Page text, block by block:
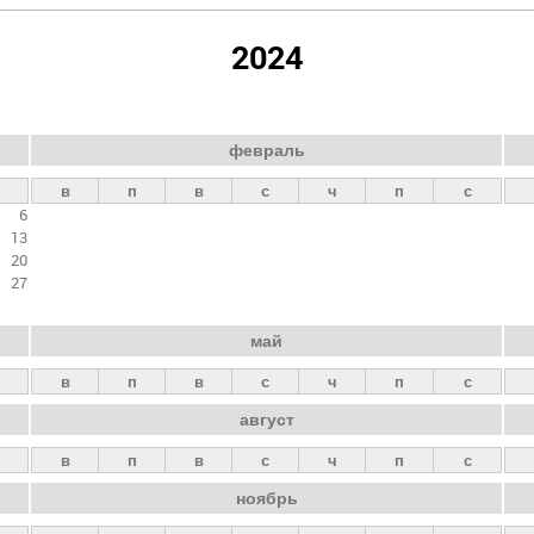
2024
6
13
20
27
февраль
в п в с ч п с
май
в п в с ч п с
август
в п в с ч п с
ноябрь